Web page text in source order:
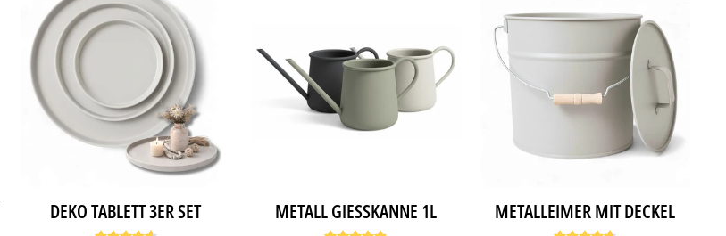
DEKO TABLETT 3ER SET METALL GIESSKANNE 1L METALLEIMER MIT DECKEL